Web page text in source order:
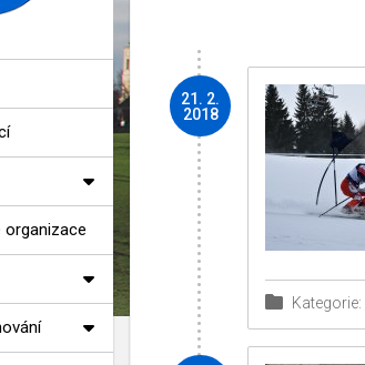
21. 2.
2018
Kategorie:
organizace